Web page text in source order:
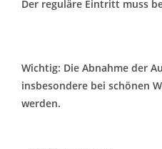
Der reguläre Eintritt muss
Wichtig: Die Abnahme der
insbesondere bei schönen
werden.